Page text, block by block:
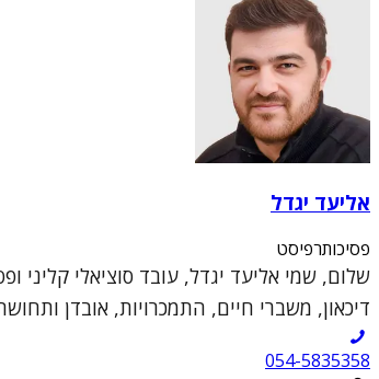
אליעד יגדל
פסיכותרפיסט
דיכאון, משברי חיים, התמכרויות, אובדן
054-5835358